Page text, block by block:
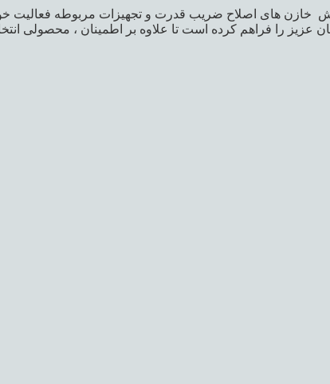
خازن های اصلاح ضریب قدرت و تجهیزات مربوطه فعالیت
عزیز را فراهم کرده است تا علاوه بر اطمینان ، محصولی